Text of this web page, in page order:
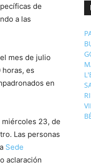
de
a las
mes de julio
es
en
23, de
Las personas
Sede
aclaración